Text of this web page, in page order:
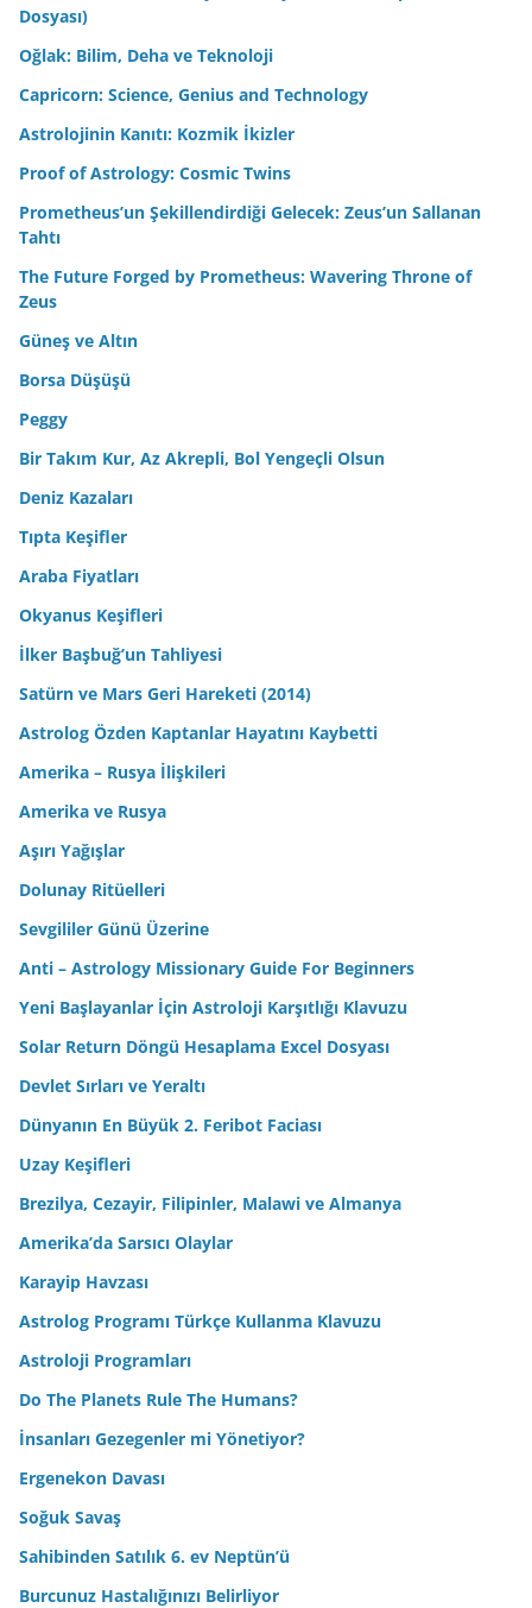
Dosyası)
Oğlak: Bilim, Deha ve Teknoloji
Capricorn: Science, Genius and Technology
Astrolojinin Kanıtı: Kozmik İkizler
Proof of Astrology: Cosmic Twins
Prometheus’un Şekillendirdiği Gelecek: Zeus’un Sallanan
Tahtı
The Future Forged by Prometheus: Wavering Throne of
Zeus
Güneş ve Altın
Borsa Düşüşü
Peggy
Bir Takım Kur, Az Akrepli, Bol Yengeçli Olsun
Deniz Kazaları
Tıpta Keşifler
Araba Fiyatları
Okyanus Keşifleri
İlker Başbuğ’un Tahliyesi
Satürn ve Mars Geri Hareketi (2014)
Astrolog Özden Kaptanlar Hayatını Kaybetti
Amerika – Rusya İlişkileri
Amerika ve Rusya
Aşırı Yağışlar
Dolunay Ritüelleri
Sevgililer Günü Üzerine
Anti – Astrology Missionary Guide For Beginners
Yeni Başlayanlar İçin Astroloji Karşıtlığı Klavuzu
Solar Return Döngü Hesaplama Excel Dosyası
Devlet Sırları ve Yeraltı
Dünyanın En Büyük 2. Feribot Faciası
Uzay Keşifleri
Brezilya, Cezayir, Filipinler, Malawi ve Almanya
Amerika’da Sarsıcı Olaylar
Karayip Havzası
Astrolog Programı Türkçe Kullanma Klavuzu
Astroloji Programları
Do The Planets Rule The Humans?
İnsanları Gezegenler mi Yönetiyor?
Ergenekon Davası
Soğuk Savaş
Sahibinden Satılık 6. ev Neptün’ü
Burcunuz Hastalığınızı Belirliyor